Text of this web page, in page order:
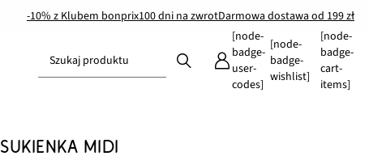
-10% z Klubem bonprix100 dni na zwrotDarmowa dostawa od 199 zł
Szukaj produktu
[node-
badge-
user-
codes]
[node-
badge-
wishlist]
[node-
badge-
cart-
items]
SUKIENKA MIDI